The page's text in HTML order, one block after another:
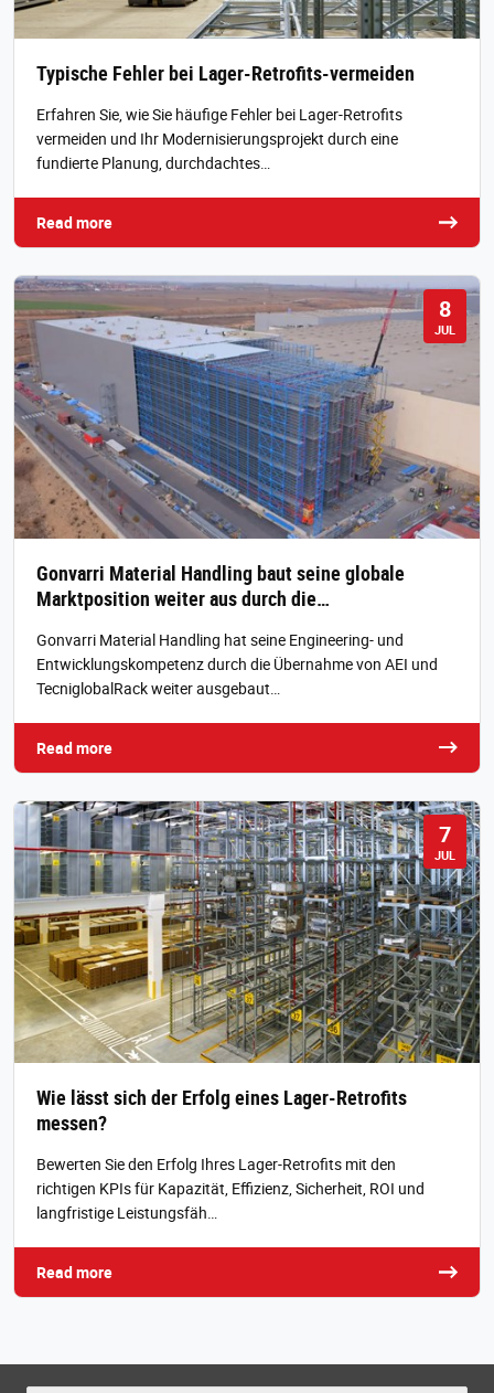
Typische Fehler bei Lager-Retrofits-vermeiden
Erfahren Sie, wie Sie häufige Fehler bei Lager-Retrofits
vermeiden und Ihr Modernisierungsprojekt durch eine
fundierte Planung, durchdachtes…
Read more
8
JUL
Gonvarri Material Handling baut seine globale
Marktposition weiter aus durch die…
Gonvarri Material Handling hat seine Engineering- und
Entwicklungskompetenz durch die Übernahme von AEI und
TecniglobalRack weiter ausgebaut…
Read more
7
JUL
Wie lässt sich der Erfolg eines Lager-Retrofits
messen?
Bewerten Sie den Erfolg Ihres Lager-Retrofits mit den
richtigen KPIs für Kapazität, Effizienz, Sicherheit, ROI und
langfristige Leistungsfäh…
Read more